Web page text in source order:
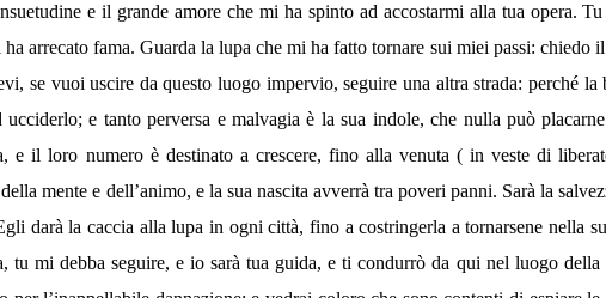
e il grande amore che mi ha spinto ad accostarmi alla tua opera.
arrecato fama. Guarda la lupa che mi ha fatto tornare sui miei passi: chiedo
vuoi uscire da questo luogo impervio, seguire una altra strada: perché la
e tanto perversa e malvagia è la sua indole, che nulla può
il loro numero è destinato a crescere, fino alla venuta ( in veste di
mente e dell’animo, e la sua nascita avverrà tra poveri panni. Sarà la
la caccia alla lupa in ogni città, fino a costringerla a tornarsene nella
mi debba seguire, e io sarà tua guida, e ti condurrò da qui nel luogo della